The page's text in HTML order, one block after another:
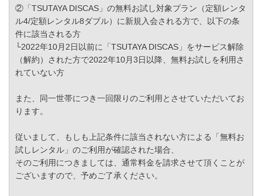
②「TSUTAYA DISCAS」の無料お試し対象プラン（定額レンタ
ル4/定額レンタル8ダブル）に新規入会される方で、以下の条
件に該当される方
└2022年10月2日以前に「TSUTAYA DISCAS」をサービス解除
（解約）された方で2022年10月3日以降、無料お試しを利用さ
れていない方
また、同一世帯につき一回限りのご利用とさせていただいてお
ります。
従いまして、もしも上記条件に該当されない方による「無料お
試しレンタル」のご利用が確認された場合、
そのご利用につきましては、通常料金を請求させて頂くことが
ございますので、予めご了承ください。